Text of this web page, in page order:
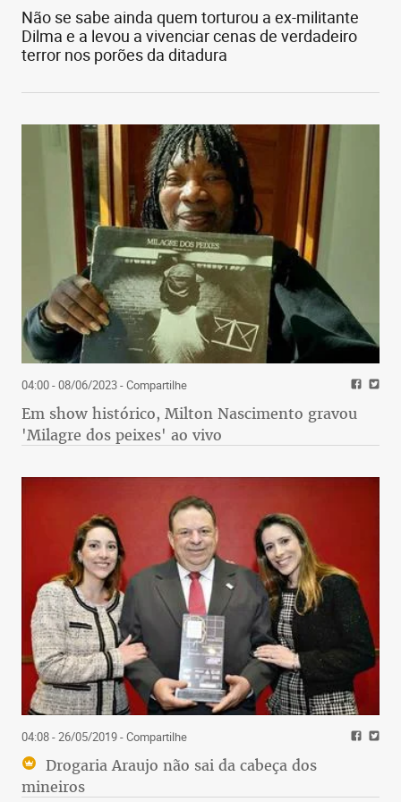
Não se sabe ainda quem torturou a ex-militante
Dilma e a levou a vivenciar cenas de verdadeiro
terror nos porões da ditadura
04:00 - 08/06/2023- Compartilhe
Em show histórico, Milton Nascimento gravou
'Milagre dos peixes' ao vivo
04:08 - 26/05/2019- Compartilhe
Drogaria Araujo não sai da cabeça dos
mineiros